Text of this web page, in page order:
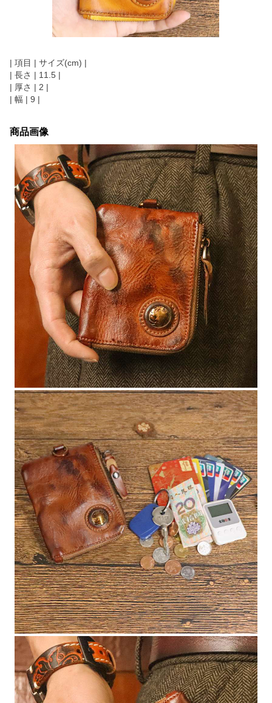
| 項目 | サイズ(cm) |
| 長さ | 11.5 |
| 厚さ | 2 |
| 幅 | 9 |
商品画像